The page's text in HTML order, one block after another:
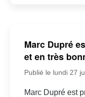
Marc Dupré
et en très
Publié le lundi 27
Marc Dupré est